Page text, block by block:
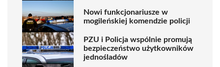
Nowi funkcjonariusze w
mogileńskiej komendzie policji
PZU i Policja wspólnie promują
bezpieczeństwo użytkowników
jednośladów